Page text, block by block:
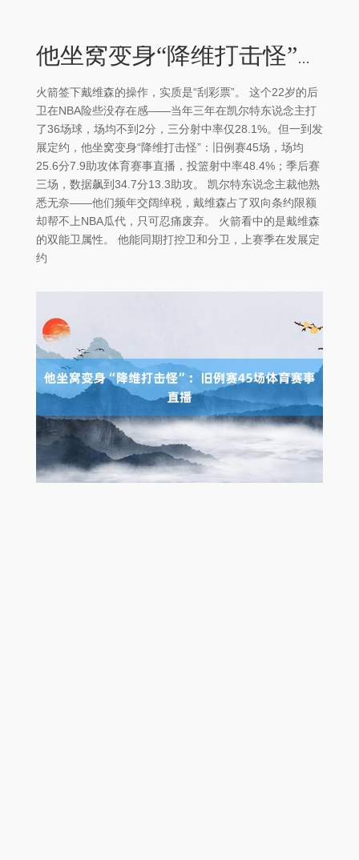
他坐窝变身“降维打击怪”：旧例赛45场体育赛事直播
火箭签下戴维森的操作，实质是“刮彩票”。 这个22岁的后
卫在NBA险些没存在感——当年三年在凯尔特东说念主打
了36场球，场均不到2分，三分射中率仅28.1%。但一到发
展定约，他坐窝变身“降维打击怪”：旧例赛45场，场均
25.6分7.9助攻体育赛事直播，投篮射中率48.4%；季后赛
三场，数据飙到34.7分13.3助攻。 凯尔特东说念主裁他熟
悉无奈——他们频年交阔绰税，戴维森占了双向条约限额
却帮不上NBA瓜代，只可忍痛废弃。 火箭看中的是戴维森
的双能卫属性。 他能同期打控卫和分卫，上赛季在发展定
约